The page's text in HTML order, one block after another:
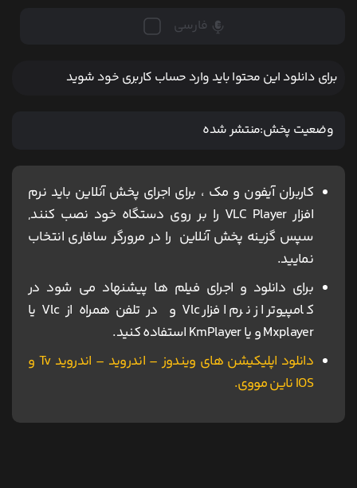
فارسی
برای دانلود این محتوا باید وارد حساب کاربری خود شوید
وضعیت پخش:منتشر شده
کاربران آیفون و مک ، برای اجرای پخش آنلاین باید نرم
افزار VLC Player را بر روی دستگاه خود نصب کنند,
سپس گزینه پخش آنلاین را در مرورگر سافاری انتخاب
نمایید.
برای دانلود و اجرای فیلم ها پیشنهاد می شود در
کامپیوتر از نرم افزار Vlc و در تلفن همراه از Vlc یا
Mxplayer و یا KmPlayer استفاده کنید.
دانلود اپلیکیشن های ویندوز – اندروید – اندروید Tv و
IOS ناین مووی.